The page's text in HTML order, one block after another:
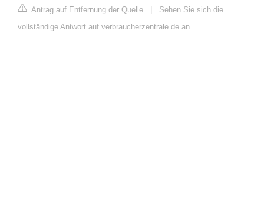
Antrag auf Entfernung der Quelle | Sehen Sie sich die
vollständige Antwort auf verbraucherzentrale.de an